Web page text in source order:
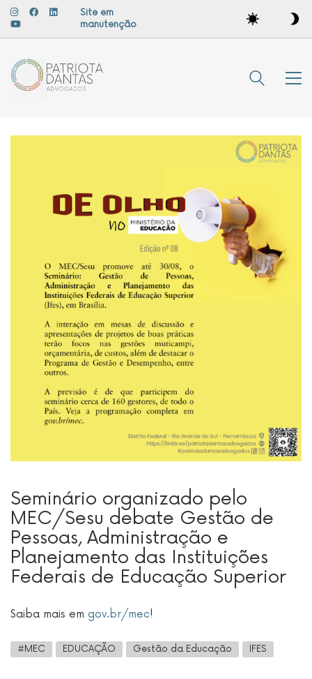
Site em
manutenção
Seminário organizado pelo
MEC/Sesu debate Gestão de
Pessoas, Administração e
Planejamento das Instituições
Federais de Educação Superior
Saiba mais em gov.br/mec!
#MEC EDUCAÇÃO Gestão da Educação IFES